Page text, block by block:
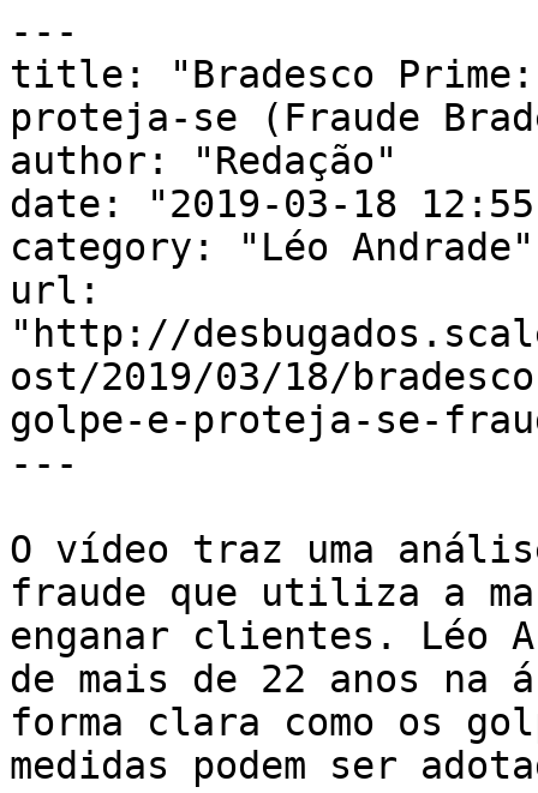
---
title: "Bradesco Prime:
proteja-se (Fraude
author: "Redação"
date: "2019-03-18
category: "Léo Andrade"
url:
"http://
ost/2019/03/18/
golpe-e-proteja-se-
---
O vídeo traz uma
fraude que utiliza a
enganar clientes. Léo
de mais de 22 anos na
forma clara como os
medidas podem ser